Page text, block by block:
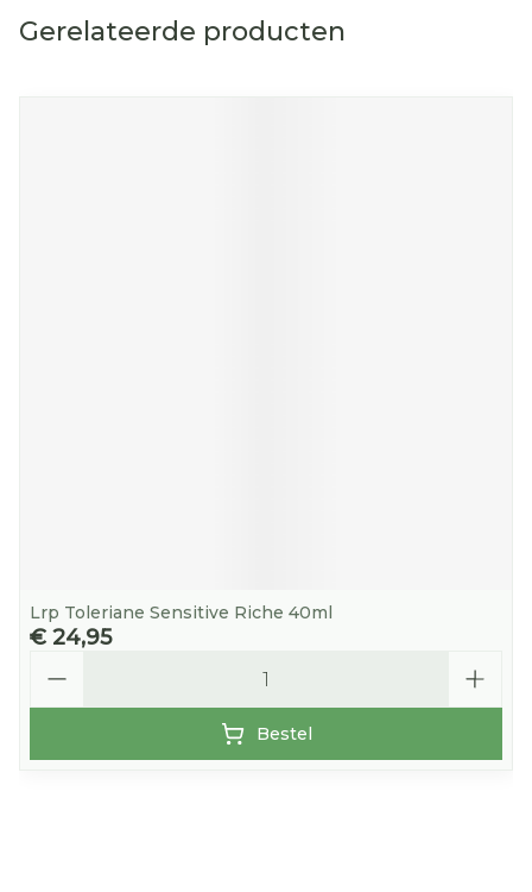
Gerelateerde producten
Lrp Toleriane Sensitive Riche 40ml
€ 24,95
Bestel